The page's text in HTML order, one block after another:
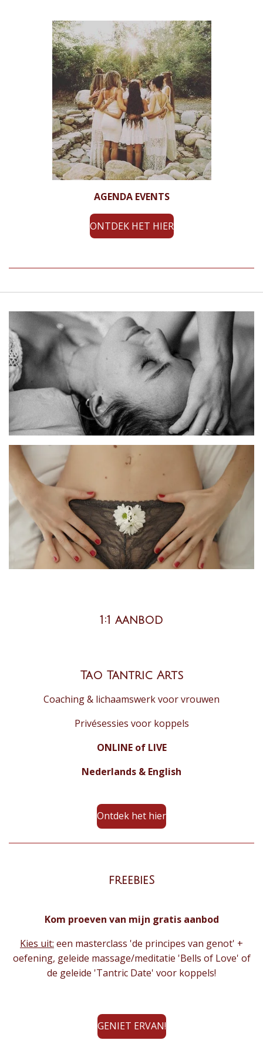
AGENDA EVENTS
ONTDEK HET HIER
1:1 aanbod
Tao Tantric Arts
Coaching & lichaamswerk voor vrouwen
Privésessies voor koppels
ONLINE of LIVE
Nederlands & English
Ontdek het hier
freebieS
Kom proeven van mijn gratis aanbod
Kies uit: een masterclass 'de principes van genot' +
oefening, geleide massage/meditatie 'Bells of Love' of
de geleide 'Tantric Date' voor koppels!
GENIET ERVAN!